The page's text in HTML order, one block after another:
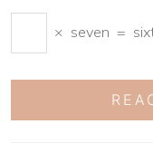
× seven =